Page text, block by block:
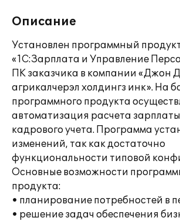
Описание
Установлен программный
«1С:Зарплата и Управление
ПК заказчика в компании «Джон
агрикалчерэл холдингз инк». На
программного продукта
автоматизация расчета
кадрового учета. Программа
изменений, так как достаточно
функциональности типовой
Основные возможности
продукта:
• планирование потребностей в
• решение задач обеспечения